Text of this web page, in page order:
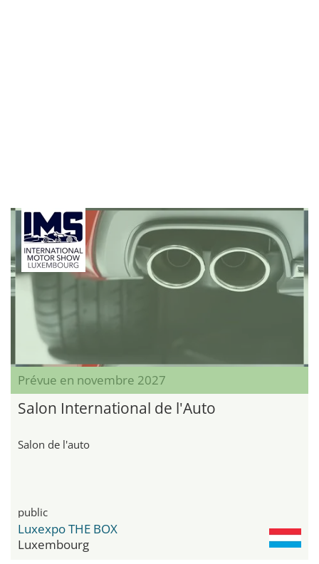
Prévue en novembre 2027
Salon International de l'Auto
Salon de l'auto
public
Luxexpo THE BOX
Luxembourg